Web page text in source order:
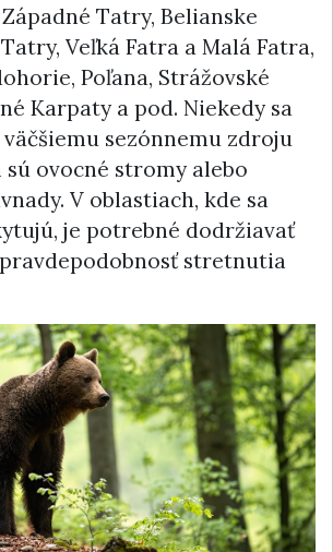
Tatry, Belianske
Veľká Fatra a Malá Fatra,
Poľana, Strážovské
Karpaty a pod. Niekedy sa
sezónnemu zdroju
ovocné stromy alebo
V oblastiach, kde sa
je potrebné dodržiavať
stretnutia